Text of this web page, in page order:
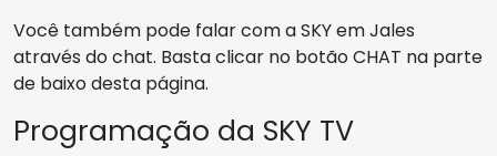
Você também pode falar com a SKY em Jales
através do chat. Basta clicar no botão CHAT na parte
de baixo desta página.
Programação da SKY TV